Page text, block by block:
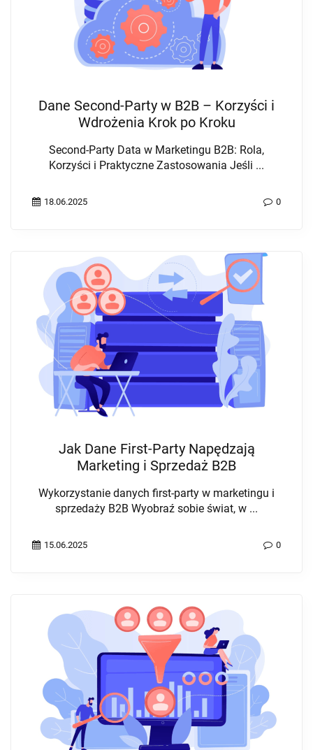
Dane Second-Party w B2B – Korzyści i
Wdrożenia Krok po Kroku
Second-Party Data w Marketingu B2B: Rola,
Korzyści i Praktyczne Zastosowania Jeśli ...
18.06.2025 0
Jak Dane First-Party Napędzają
Marketing i Sprzedaż B2B
Wykorzystanie danych first-party w marketingu i
sprzedaży B2B Wyobraź sobie świat, w ...
15.06.2025 0